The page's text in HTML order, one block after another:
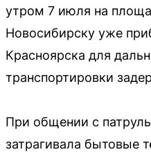
утром 7 июля на
Новосибирску уже
Красноярска для
транспортировки
При общении с
затрагивала бытовые